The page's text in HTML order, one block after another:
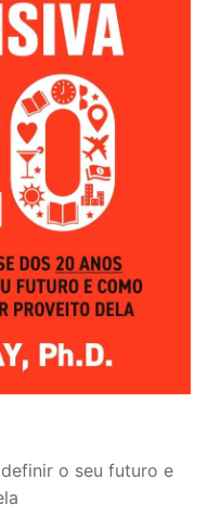
o seu futuro e